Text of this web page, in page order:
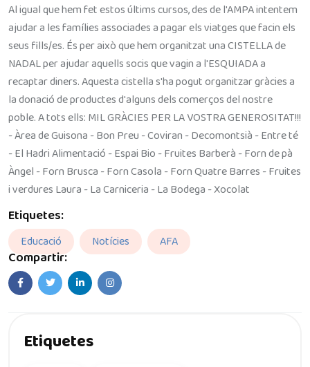
Al igual que hem fet estos últims cursos, des de l'AMPA intentem
ajudar a les famílies associades a pagar els viatges que facin els
seus fills/es. És per això que hem organitzat una CISTELLA de
NADAL per ajudar aquells socis que vagin a l'ESQUIADA a
recaptar diners. Aquesta cistella s'ha pogut organitzar gràcies a
la donació de productes d'alguns dels comerços del nostre
poble. A tots ells: MIL GRÀCIES PER LA VOSTRA GENEROSITAT!!!
- Àrea de Guisona - Bon Preu - Coviran - Decomontsià - Entre té
- El Hadri Alimentació - Espai Bio - Fruites Barberà - Forn de pà
Àngel - Forn Brusca - Forn Casola - Forn Quatre Barres - Fruites
i verdures Laura - La Carniceria - La Bodega - Xocolat
Etiquetes:
Educació Notícies AFA
Compartir:
Etiquetes